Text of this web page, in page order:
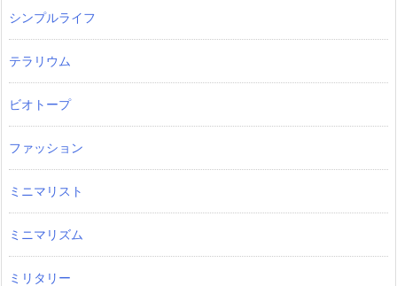
シンプルライフ
テラリウム
ビオトープ
ファッション
ミニマリスト
ミニマリズム
ミリタリー